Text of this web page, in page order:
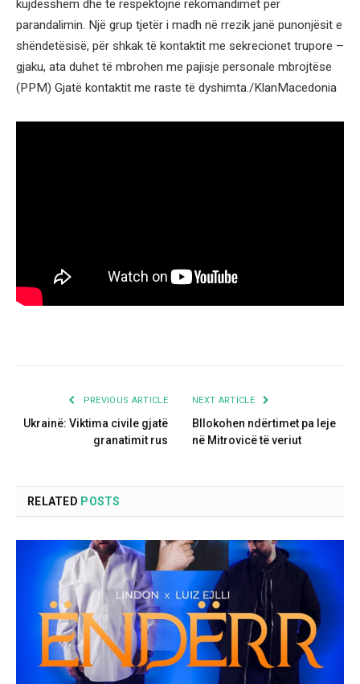
kujdesshëm dhe të respektojnë rekomandimet për
parandalimin. Një grup tjetër i madh në rrezik janë punonjësit e
shëndetësisë, për shkak të kontaktit me sekrecionet trupore –
gjaku, ata duhet të mbrohen me pajisje personale mbrojtëse
(PPM) Gjatë kontaktit me raste të dyshimta./KlanMacedonia
PREVIOUS ARTICLE
Ukrainë: Viktima civile gjatë
granatimit rus
NEXT ARTICLE
Bllokohen ndërtimet pa leje
në Mitrovicë të veriut
RELATED POSTS